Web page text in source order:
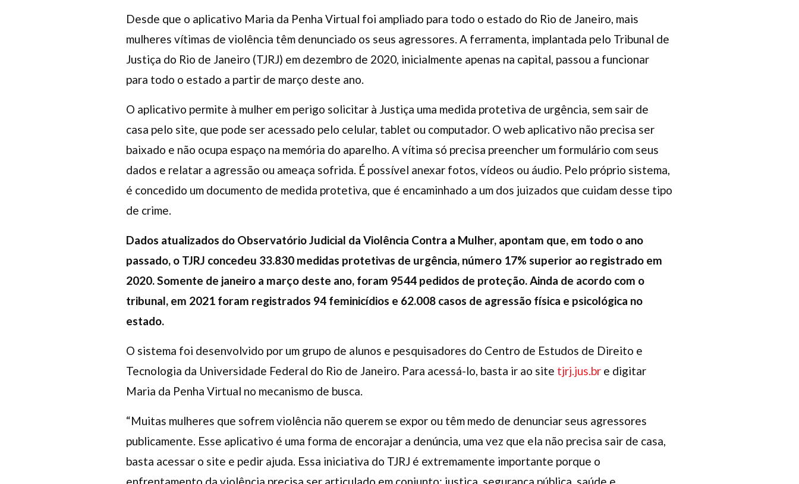
Desde que o aplicativo Maria da Penha Virtual foi ampliado para todo o estado do Rio de Janeiro, mais
mulheres vítimas de violência têm denunciado os seus agressores. A ferramenta, implantada pelo Tribunal de
Justiça do Rio de Janeiro (TJRJ) em dezembro de 2020, inicialmente apenas na capital, passou a funcionar
para todo o estado a partir de março deste ano.
O aplicativo permite à mulher em perigo solicitar à Justiça uma medida protetiva de urgência, sem sair de
casa pelo site, que pode ser acessado pelo celular, tablet ou computador. O web aplicativo não precisa ser
baixado e não ocupa espaço na memória do aparelho. A vítima só precisa preencher um formulário com seus
dados e relatar a agressão ou ameaça sofrida. É possível anexar fotos, vídeos ou áudio. Pelo próprio sistema,
é concedido um documento de medida protetiva, que é encaminhado a um dos juizados que cuidam desse tipo
de crime.
Dados atualizados do Observatório Judicial da Violência Contra a Mulher, apontam que, em todo o ano
passado, o TJRJ concedeu 33.830 medidas protetivas de urgência, número 17% superior ao registrado em
2020. Somente de janeiro a março deste ano, foram 9544 pedidos de proteção. Ainda de acordo com o
tribunal, em 2021 foram registrados 94 feminicídios e 62.008 casos de agressão física e psicológica no
estado.
O sistema foi desenvolvido por um grupo de alunos e pesquisadores do Centro de Estudos de Direito e
Tecnologia da Universidade Federal do Rio de Janeiro. Para acessá-lo, basta ir ao site tjrj.jus.br e digitar
Maria da Penha Virtual no mecanismo de busca.
“Muitas mulheres que sofrem violência não querem se expor ou têm medo de denunciar seus agressores
publicamente. Esse aplicativo é uma forma de encorajar a denúncia, uma vez que ela não precisa sair de casa,
basta acessar o site e pedir ajuda. Essa iniciativa do TJRJ é extremamente importante porque o
enfrentamento da violência precisa ser articulado em conjunto: justiça, segurança pública, saúde e